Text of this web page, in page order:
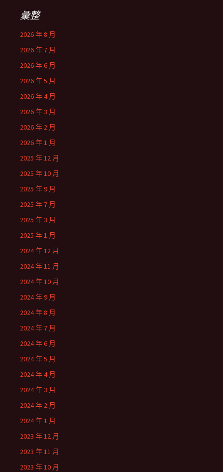
彙整
2026 年 8 月
2026 年 7 月
2026 年 6 月
2026 年 5 月
2026 年 4 月
2026 年 3 月
2026 年 2 月
2026 年 1 月
2025 年 12 月
2025 年 10 月
2025 年 9 月
2025 年 7 月
2025 年 3 月
2025 年 1 月
2024 年 12 月
2024 年 11 月
2024 年 10 月
2024 年 9 月
2024 年 8 月
2024 年 7 月
2024 年 6 月
2024 年 5 月
2024 年 4 月
2024 年 3 月
2024 年 2 月
2024 年 1 月
2023 年 12 月
2023 年 11 月
2023 年 10 月